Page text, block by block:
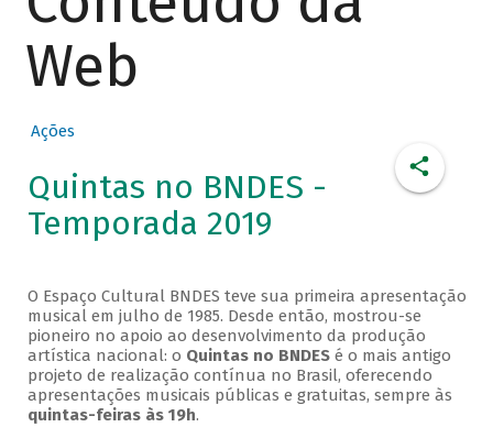
Web
Ações
Quintas no BNDES -
Temporada 2019
O Espaço Cultural BNDES teve sua primeira apresentação
musical em julho de 1985. Desde então, mostrou-se
pioneiro no apoio ao desenvolvimento da produção
artística nacional: o Quintas no BNDESé o mais antigo
projeto de realização contínua no Brasil, oferecendo
apresentações musicais públicas e gratuitas, sempre às
quintas-feiras às 19h.